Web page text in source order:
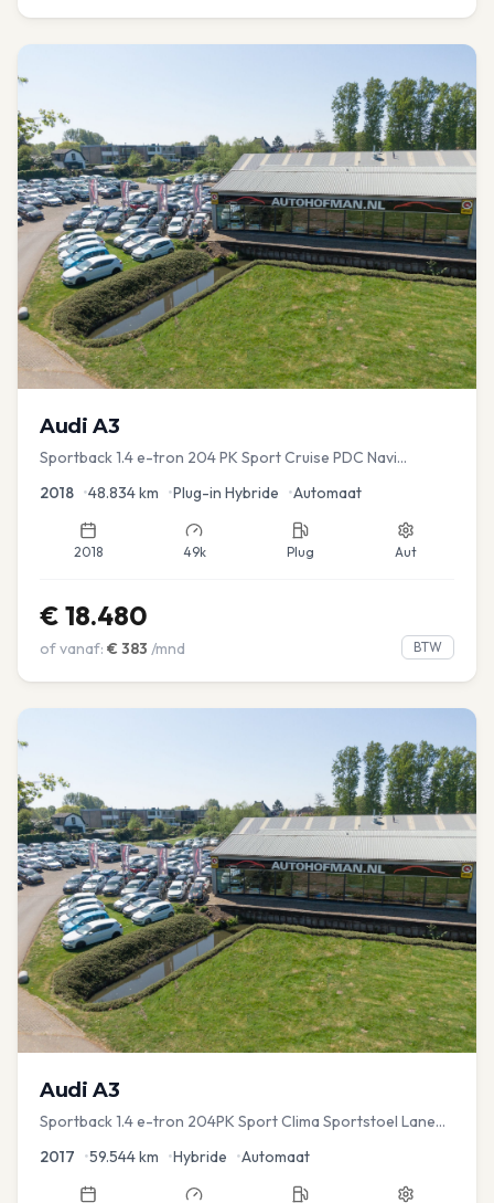
Audi A3
Sportback 1.4 e-tron 204 PK Sport Cruise PDC Navi
2018 •48.834km •Plug-in Hybride •Automaat
2018 49k Plug Aut
€ 18.480
of vanaf: € 383 /mnd BTW
Audi A3
Sportback 1.4 e-tron 204PK Sport Clima Sportstoel Lane
2017 •59.544km •Hybride •Automaat